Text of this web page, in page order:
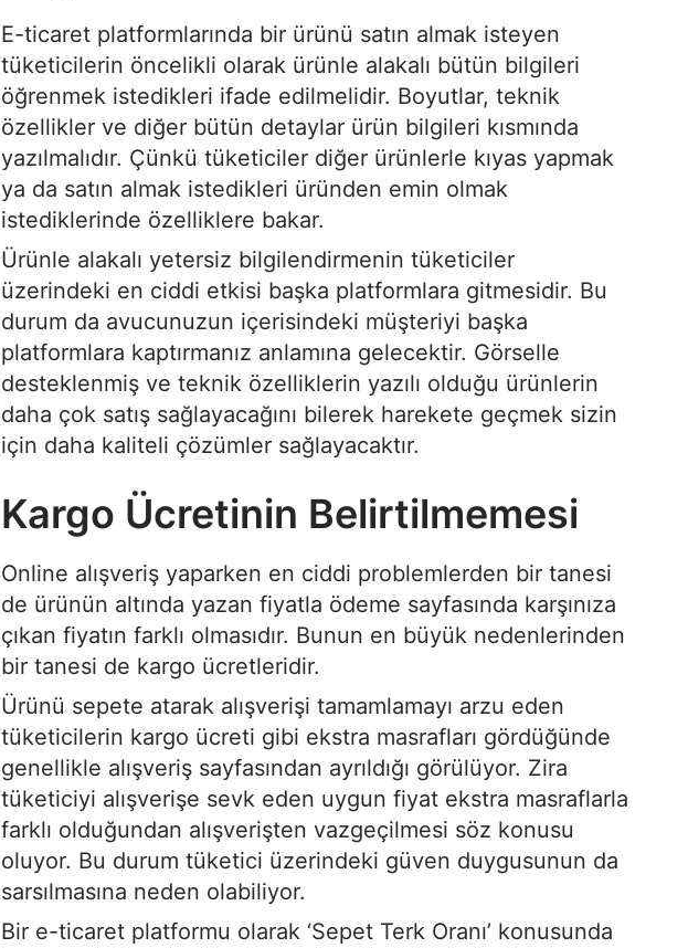
E-ticaret platformlarında bir ürünü satın almak isteyen
tüketicilerin öncelikli olarak ürünle alakalı bütün bilgileri
öğrenmek istedikleri ifade edilmelidir. Boyutlar, teknik
özellikler ve diğer bütün detaylar ürün bilgileri kısmında
yazılmalıdır. Çünkü tüketiciler diğer ürünlerle kıyas yapmak
ya da satın almak istedikleri üründen emin olmak
istediklerinde özelliklere bakar.
Ürünle alakalı yetersiz bilgilendirmenin tüketiciler
üzerindeki en ciddi etkisi başka platformlara gitmesidir. Bu
durum da avucunuzun içerisindeki müşteriyi başka
platformlara kaptırmanız anlamına gelecektir. Görselle
desteklenmiş ve teknik özelliklerin yazılı olduğu ürünlerin
daha çok satış sağlayacağını bilerek harekete geçmek sizin
için daha kaliteli çözümler sağlayacaktır.
Kargo Ücretinin Belirtilmemesi
Online alışveriş yaparken en ciddi problemlerden bir tanesi
de ürünün altında yazan fiyatla ödeme sayfasında karşınıza
çıkan fiyatın farklı olmasıdır. Bunun en büyük nedenlerinden
bir tanesi de kargo ücretleridir.
Ürünü sepete atarak alışverişi tamamlamayı arzu eden
tüketicilerin kargo ücreti gibi ekstra masrafları gördüğünde
genellikle alışveriş sayfasından ayrıldığı görülüyor. Zira
tüketiciyi alışverişe sevk eden uygun fiyat ekstra masraflarla
farklı olduğundan alışverişten vazgeçilmesi söz konusu
oluyor. Bu durum tüketici üzerindeki güven duygusunun da
sarsılmasına neden olabiliyor.
Bir e-ticaret platformu olarak ‘Sepet Terk Oranı’ konusunda